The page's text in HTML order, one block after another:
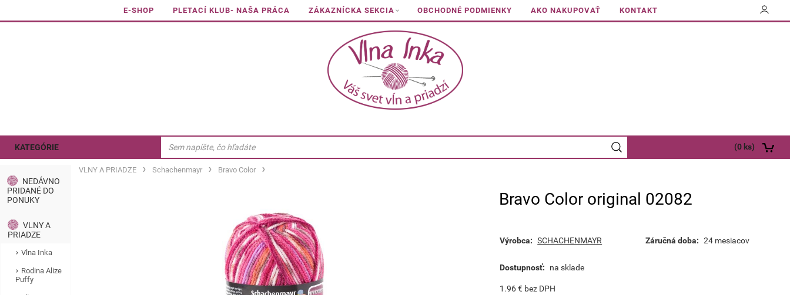
E-SHOP PLETACÍ KLUB- NAŠA PRÁCA ZÁKAZNÍCKA SEKCIA OBCHODNÉ PODMIENKY AKO NAKUPOVAŤ KONTAKT
KATEGÓRIE (0 ks)
NEDÁVNO
PRIDANÉ DO
PONUKY
VLNY A
PRIADZE
Vlna Inka
Rodina Alize
Puffy
VLNY A PRIADZE Schachenmayr Bravo Color
Bravo Color original 02082
Výrobca: SCHACHENMAYR Záručná doba: 24 mesiacov
Dostupnosť: na sklade
1.96€ bez DPH